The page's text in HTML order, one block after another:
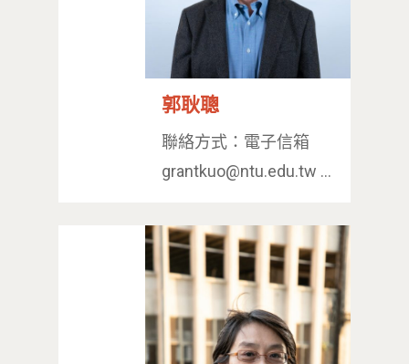
郭耿聰
聯絡方式：電子信箱
grantkuo@ntu.edu.tw …
最新消息
關於我們
學院簡介
相關法規
業務單位
創新教育中心
相關計畫